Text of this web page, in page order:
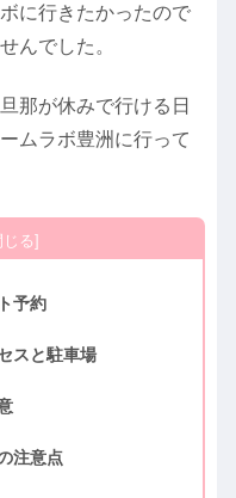
に行きたかったので
んでした。
那が休みで行ける日
ムラボ豊洲に行って
予約
スと駐車場
注意点